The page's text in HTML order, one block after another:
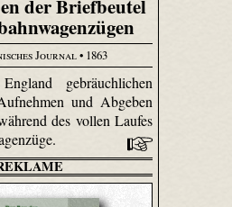
der Briefbeutel
Journal• 1863
gebräuchlichen
und Abgeben
des vollen Laufes